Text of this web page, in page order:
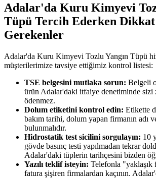
Adalar'da Kuru Kimyevi
Tüpü Tercih Ederken
Gerekenler
Adalar'da Kuru Kimyevi Tozlu Yangın Tüpü
müşterilerimize tavsiye ettiğimiz kontrol listesi:
TSE belgesini mutlaka sorun: Belgeli
ürün Adalar'daki itfaiye denetiminde sizi
ödenmez.
Dolum etiketini kontrol edin: Etikette
bakım tarihi, dolum yapan firmanın adı
bulunmalıdır.
Hidrostatik test sicilini sorgulayın: 10
gövde basınç testi yapılmadan tekrar
Adalar'daki tüplerin tarihçesini bizden
Yazılı teklif isteyin: Telefonla
fatura şişiren firmalardan kaçının.